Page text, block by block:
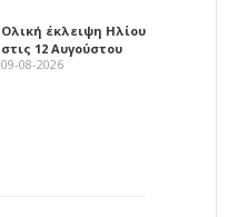
Ολική έκλειψη Ηλίου
στις 12 Αυγούστου
09-08-2026